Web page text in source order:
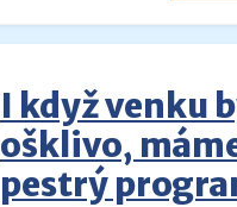
I když venku
ošklivo,
pestrý